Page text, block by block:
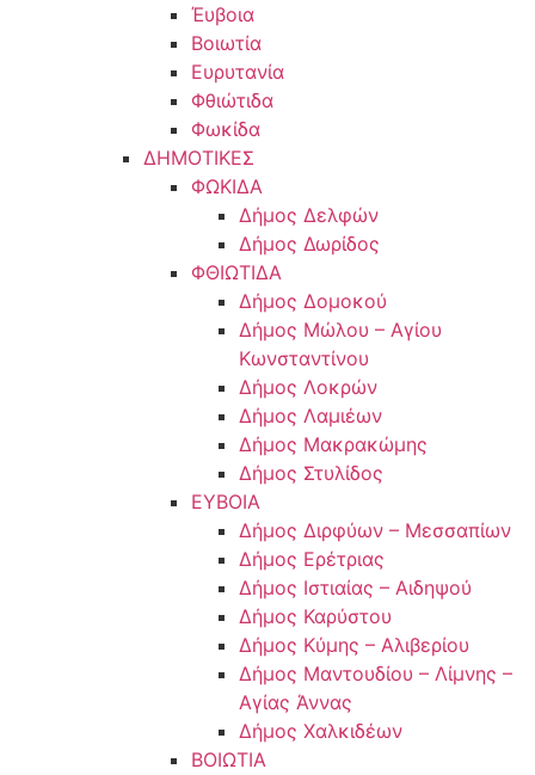
Έυβοια
Βοιωτία
Ευρυτανία
Φθιώτιδα
Φωκίδα
ΔΗΜΟΤΙΚΕΣ
ΦΩΚΙΔΑ
Δήμος Δελφών
Δήμος Δωρίδος
ΦΘΙΩΤΙΔΑ
Δήμος Δομοκού
Δήμος Μώλου – Αγίου
Κωνσταντίνου
Δήμος Λοκρών
Δήμος Λαμιέων
Δήμος Μακρακώμης
Δήμος Στυλίδος
ΕΥΒΟΙΑ
Δήμος Διρφύων – Μεσσαπίων
Δήμος Ερέτριας
Δήμος Ιστιαίας – Αιδηψού
Δήμος Καρύστου
Δήμος Κύμης – Αλιβερίου
Δήμος Μαντουδίου – Λίμνης –
Αγίας Άννας
Δήμος Χαλκιδέων
ΒΟΙΩΤΙΑ